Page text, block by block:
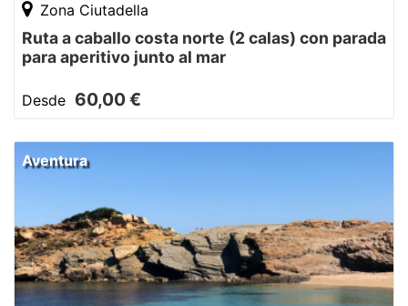
Zona Ciutadella
Ruta a caballo costa norte (2 calas) con parada
para aperitivo junto al mar
Desde 60,00 €
Aventura